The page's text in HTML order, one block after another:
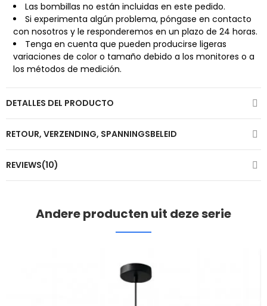
Las bombillas no están incluidas en este pedido.
Si experimenta algún problema, póngase en contacto
con nosotros y le responderemos en un plazo de 24 horas.
Tenga en cuenta que pueden producirse ligeras
variaciones de color o tamaño debido a los monitores o a
los métodos de medición.
DETALLES DEL PRODUCTO
RETOUR, VERZENDING, SPANNINGSBELEID
REVIEWS(10)
Andere producten uit deze serie